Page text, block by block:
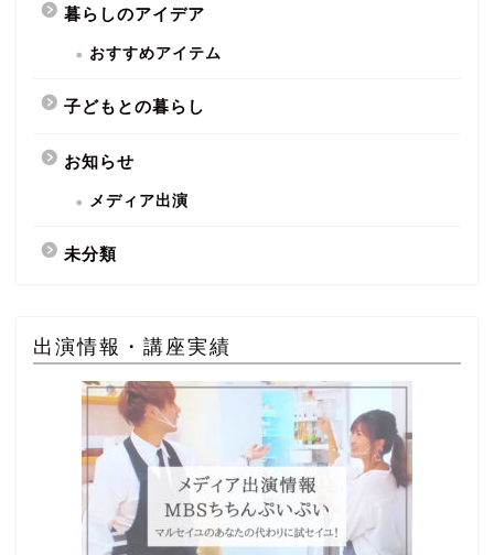
暮らしのアイデア
おすすめアイテム
子どもとの暮らし
お知らせ
メディア出演
未分類
出演情報・講座実績